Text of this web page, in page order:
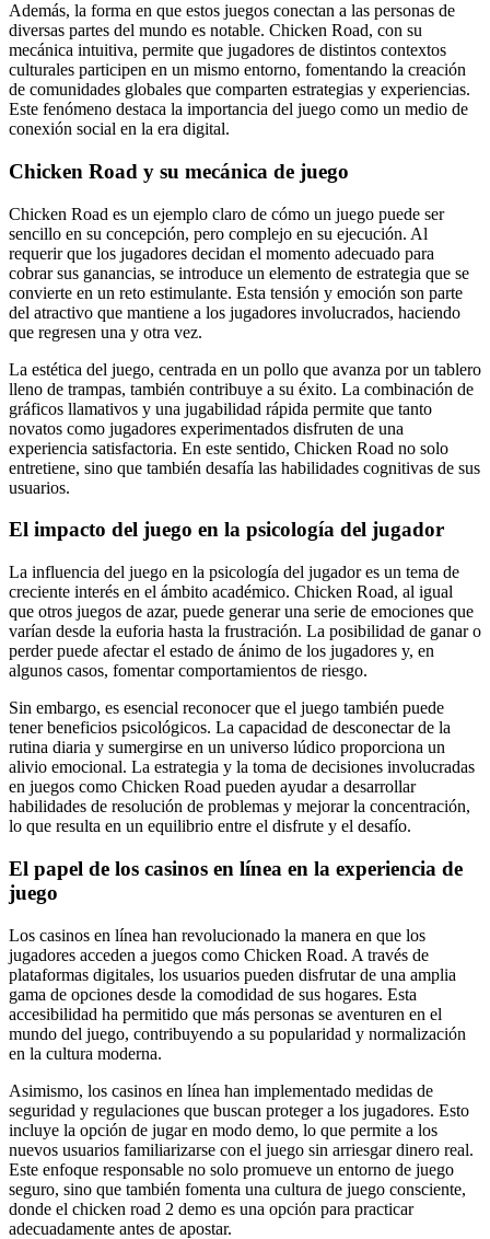
Además, la forma en que estos juegos conectan a las personas de
diversas partes del mundo es notable. Chicken Road, con su
mecánica intuitiva, permite que jugadores de distintos contextos
culturales participen en un mismo entorno, fomentando la creación
de comunidades globales que comparten estrategias y experiencias.
Este fenómeno destaca la importancia del juego como un medio de
conexión social en la era digital.
Chicken Road y su mecánica de juego
Chicken Road es un ejemplo claro de cómo un juego puede ser
sencillo en su concepción, pero complejo en su ejecución. Al
requerir que los jugadores decidan el momento adecuado para
cobrar sus ganancias, se introduce un elemento de estrategia que se
convierte en un reto estimulante. Esta tensión y emoción son parte
del atractivo que mantiene a los jugadores involucrados, haciendo
que regresen una y otra vez.
La estética del juego, centrada en un pollo que avanza por un tablero
lleno de trampas, también contribuye a su éxito. La combinación de
gráficos llamativos y una jugabilidad rápida permite que tanto
novatos como jugadores experimentados disfruten de una
experiencia satisfactoria. En este sentido, Chicken Road no solo
entretiene, sino que también desafía las habilidades cognitivas de sus
usuarios.
El impacto del juego en la psicología del jugador
La influencia del juego en la psicología del jugador es un tema de
creciente interés en el ámbito académico. Chicken Road, al igual
que otros juegos de azar, puede generar una serie de emociones que
varían desde la euforia hasta la frustración. La posibilidad de ganar o
perder puede afectar el estado de ánimo de los jugadores y, en
algunos casos, fomentar comportamientos de riesgo.
Sin embargo, es esencial reconocer que el juego también puede
tener beneficios psicológicos. La capacidad de desconectar de la
rutina diaria y sumergirse en un universo lúdico proporciona un
alivio emocional. La estrategia y la toma de decisiones involucradas
en juegos como Chicken Road pueden ayudar a desarrollar
habilidades de resolución de problemas y mejorar la concentración,
lo que resulta en un equilibrio entre el disfrute y el desafío.
El papel de los casinos en línea en la experiencia de
juego
Los casinos en línea han revolucionado la manera en que los
jugadores acceden a juegos como Chicken Road. A través de
plataformas digitales, los usuarios pueden disfrutar de una amplia
gama de opciones desde la comodidad de sus hogares. Esta
accesibilidad ha permitido que más personas se aventuren en el
mundo del juego, contribuyendo a su popularidad y normalización
en la cultura moderna.
Asimismo, los casinos en línea han implementado medidas de
seguridad y regulaciones que buscan proteger a los jugadores. Esto
incluye la opción de jugar en modo demo, lo que permite a los
nuevos usuarios familiarizarse con el juego sin arriesgar dinero real.
Este enfoque responsable no solo promueve un entorno de juego
seguro, sino que también fomenta una cultura de juego consciente,
donde el chicken road 2 demo es una opción para practicar
adecuadamente antes de apostar.